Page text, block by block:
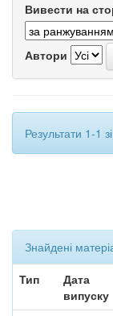
Вивести на
Автори
Результати 1-1
Знайдені
Тип
Дата
випуску